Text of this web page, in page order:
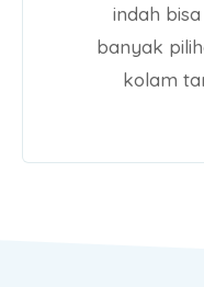
indah
banyak
kolam